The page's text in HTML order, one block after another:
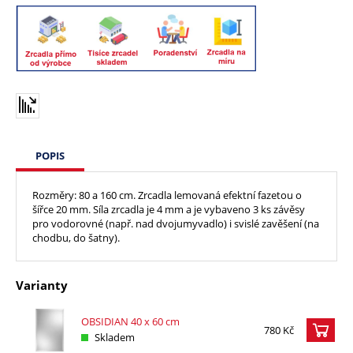
POPIS
Rozměry: 80 a 160 cm. Zrcadla lemovaná efektní fazetou o
šířce 20 mm. Síla zrcadla je 4 mm a je vybaveno 3 ks závěsy
pro vodorovné (např. nad dvojumyvadlo) i svislé zavěšení (na
chodbu, do šatny).
Varianty
OBSIDIAN 40 x 60 cm
Skladem
780 Kč